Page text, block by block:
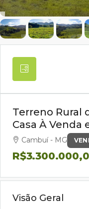
Terreno Rural
Casa À Venda
Cambuí - MG
Visão Geral